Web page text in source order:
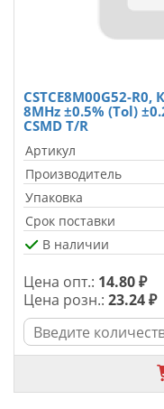
CSTCE8M00G52-
8MHz ±0.5% (Tol)
CSMD T/R
Артикул
Производитель
Упаковка
Срок поставки
В наличии
Цена опт.: 14.80 ₽
Цена розн.: 23.24 ₽